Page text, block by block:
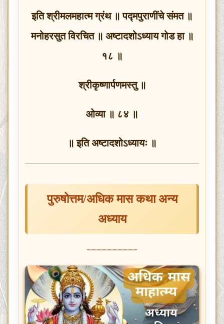
इति श्रीमलमहात्म ग्रंथ ॥ पद्मपुराणींचे संमत ॥
मनोहरसुत विरचित ॥ अष्टादशोऽध्याय गोड हा ॥
१८ ॥
श्रीकृष्णार्पणमस्तु ॥
ओव्या ॥ ८४ ॥
॥ इति अष्टादशोऽध्यायः ॥
पुरुषोत्तम/अधिक मास कथा अन्य
अध्याय